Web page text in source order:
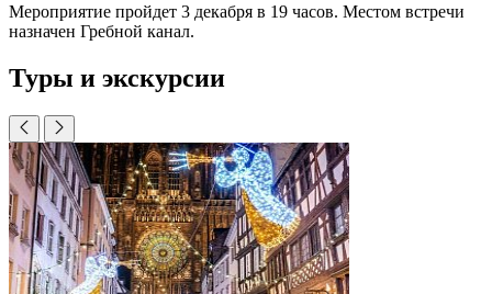
Мероприятие пройдет 3 декабря в 19 часов. Местом встречи
назначен Гребной канал.
Туры и экскурсии